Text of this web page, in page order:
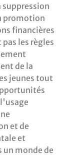
promotion
financières
les règles
de la
jeunes tout
et de
et
un monde de